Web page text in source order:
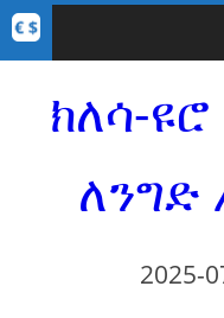
ክለሳ-
2025-